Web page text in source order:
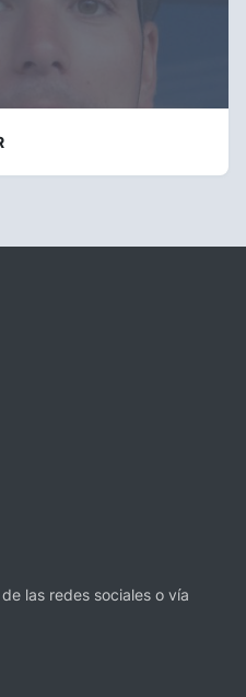
las redes sociales o vía